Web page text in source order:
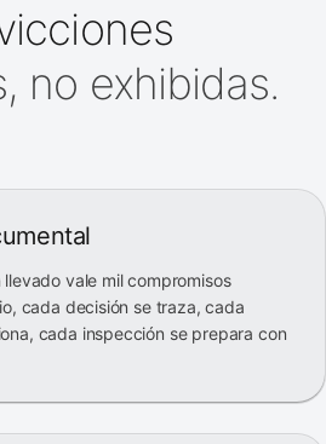
no exhibidas.
vale mil compromisos
cada decisión se traza, cada
cada inspección se prepara con